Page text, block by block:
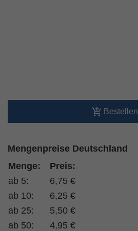
Bestellen
Mengenpreise Deutschland
Menge:
Preis:
ab 5:
6,75 €
ab 10:
6,25 €
ab 25:
5,50 €
ab 50:
4,95 €